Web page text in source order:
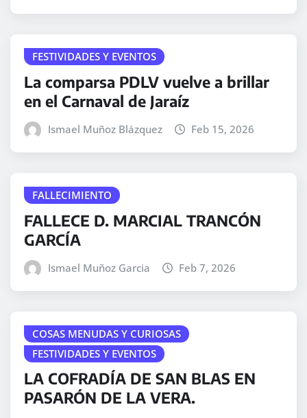
FESTIVIDADES Y EVENTOS
La comparsa PDLV vuelve a brillar
en el Carnaval de Jaraíz
Ismael Muñoz Blázquez Feb 15, 2026
FALLECIMIENTO
FALLECE D. MARCIAL TRANCÓN
GARCÍA
Ismael Muñoz Garcia Feb 7, 2026
COSAS MENUDAS Y CURIOSAS
FESTIVIDADES Y EVENTOS
LA COFRADÍA DE SAN BLAS EN
PASARÓN DE LA VERA.